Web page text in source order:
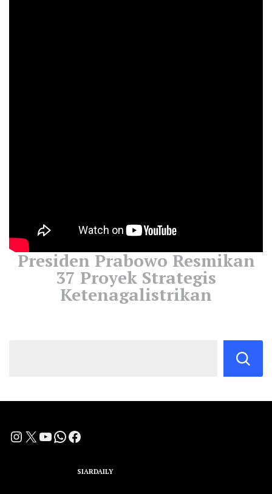
Presiden Prabowo Resmikan
37 Proyek Strategis
Ketenagalistrikan
Instagram
X YouTube
WhatsApp
Facebook
SIARDAILY